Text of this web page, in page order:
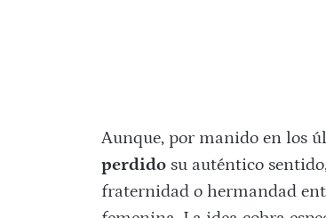
Aunque, por manido en los
perdidosu auténtico
fraternidad o hermandad